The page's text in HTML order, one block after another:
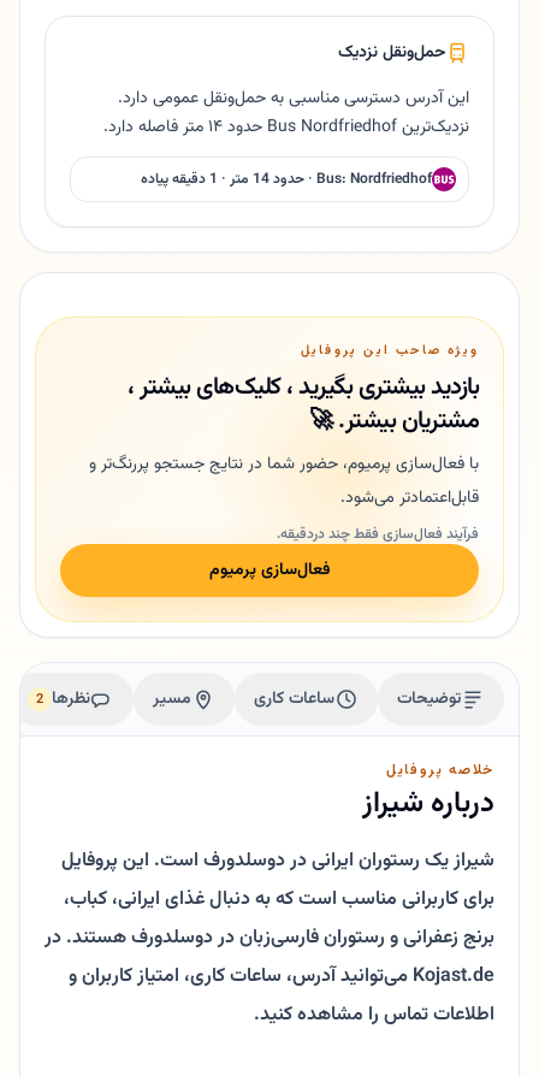
حمل‌ونقل نزدیک
این آدرس دسترسی مناسبی به حمل‌ونقل عمومی دارد.
نزدیک‌ترین Bus Nordfriedhof حدود ۱۴ متر فاصله دارد.
Bus: Nordfriedhof · حدود 14 متر · 1 دقیقه پیاده
ویژه صاحب این پروفایل
بازدید بیشتری بگیرید ، کلیک‌های بیشتر ،
مشتریان بیشتر. 🚀
با فعال‌سازی پرمیوم، حضور شما در نتایج جستجو پررنگ‌تر و
قابل‌اعتمادتر می‌شود.
فرآیند فعال‌سازی فقط چند دردقیقه.
فعال‌سازی پرمیوم
توضیحات ساعات کاری مسیر نظرها 2
خلاصه پروفایل
درباره شیراز
شیراز یک رستوران ایرانی در دوسلدورف است. این پروفایل
برای کاربرانی مناسب است که به دنبال غذای ایرانی، کباب،
برنج زعفرانی و رستوران فارسی‌زبان در دوسلدورف هستند. در
Kojast.de می‌توانید آدرس، ساعات کاری، امتیاز کاربران و
اطلاعات تماس را مشاهده کنید.